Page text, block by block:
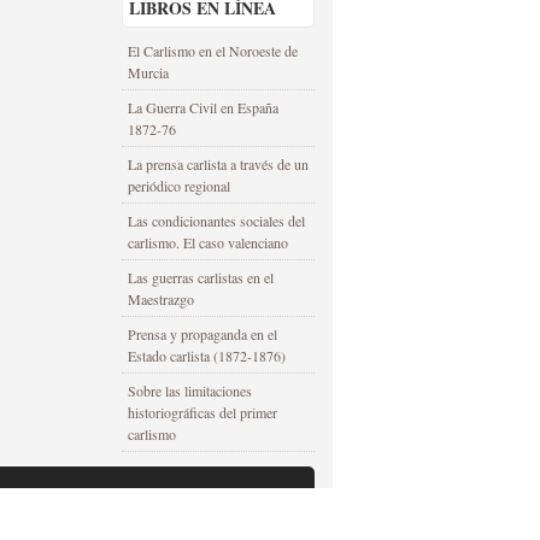
LIBROS EN LÍNEA
El Carlismo en el Noroeste de
Murcia
La Guerra Civil en España
1872-76
La prensa carlista a través de un
periódico regional
Las condicionantes sociales del
carlismo. El caso valenciano
Las guerras carlistas en el
Maestrazgo
Prensa y propaganda en el
Estado carlista (1872-1876)
Sobre las limitaciones
historiográficas del primer
carlismo